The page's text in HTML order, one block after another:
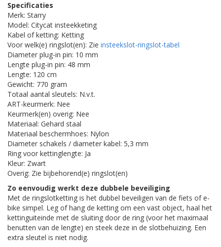
Specificaties
Merk: Starry
Model: Citycat insteekketing
Kabel of ketting: Ketting
Voor welk(e) ringslot(en): Zie insteekslot-ringslot-tabel
Diameter plug-in pin: 10 mm
Lengte plug-in pin: 48 mm
Lengte: 120 cm
Gewicht: 770 gram
Totaal aantal sleutels: N.v.t.
ART-keurmerk: Nee
Keurmerk(en) overig: Nee
Materiaal: Gehard staal
Materiaal beschermhoes: Nylon
Diameter schakels / diameter kabel: 5,3 mm
Ring voor kettinglengte: Ja
Kleur: Zwart
Overig: Zie bijbehorend(e) ringslot(en)
Zo eenvoudig werkt deze dubbele beveiliging
Met de ringslotketting is het dubbel beveiligen van de fiets of e-
bike simpel. Leg of hang de ketting om een vast object, haal het
kettinguiteinde met de sluiting door de ring (voor het maximaal
benutten van de lengte) en steek deze in de slotbehuizing. Een
extra sleutel is niet nodig.